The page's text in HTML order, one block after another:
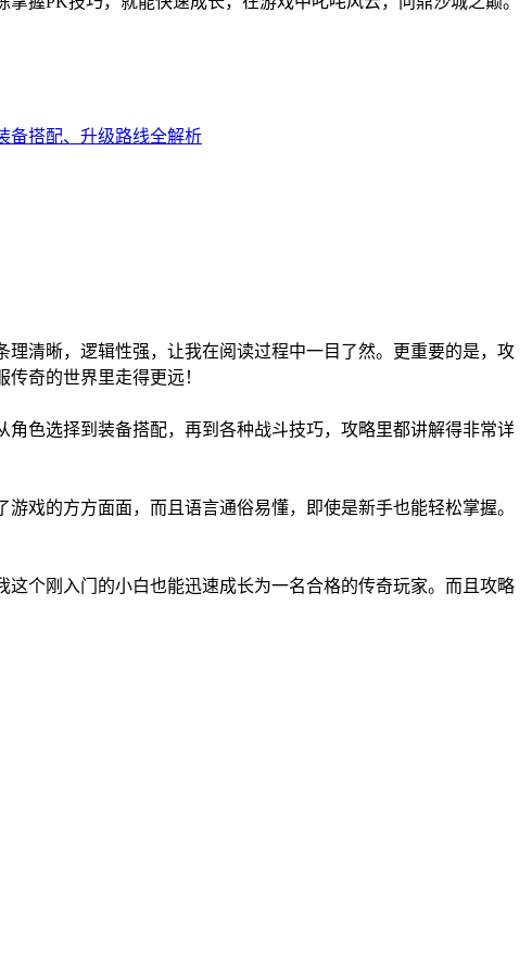
备搭配、升级路线全解析
清晰，逻辑性强，让我在阅读过程中一目了然。更重要的是，攻
奇的世界里走得更远！
色选择到装备搭配，再到各种战斗技巧，攻略里都讲解得非常详
戏的方方面面，而且语言通俗易懂，即使是新手也能轻松掌握。
个刚入门的小白也能迅速成长为一名合格的传奇玩家。而且攻略